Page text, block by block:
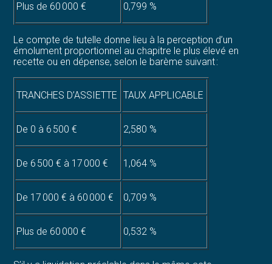
Plus de 60 000 € 0,799 %
Le compte de tutelle donne lieu à la perception d’un
émolument proportionnel au chapitre le plus élevé en
recette ou en dépense, selon le barème suivant :
TRANCHES D’ASSIETTE TAUX APPLICABLE
De 0 à 6 500 € 2,580 %
De 6 500 € à 17 000 € 1,064 %
De 17 000 € à 60 000 € 0,709 %
Plus de 60 000 € 0,532 %